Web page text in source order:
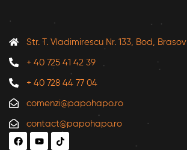
Str. T. Vladimirescu Nr. 133, Bod, Brasov
+ 40 725 41 42 39
+ 40 728 44 77 04
comenzi@papohapo.ro
contact@papohapo.ro